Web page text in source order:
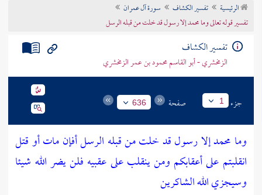
تراجم الأعلام
الرئيسية تفسير الكشاف
سورة آل عمران
تفسير قوله تعالى وما محمد إلا رسول قد خلت من قبله الرسل
تفسير الكشاف
الزمخشري - أبو القاسم محمود بن عمر الزمخشري
جزء 1 صفحة 636
وما محمد إلا رسول قد خلت من قبله الرسل أفإن مات أو قتل
انقلبتم على أعقابكم ومن ينقلب على عقبيه فلن يضر الله شيئا
وسيجزي الله الشاكرين